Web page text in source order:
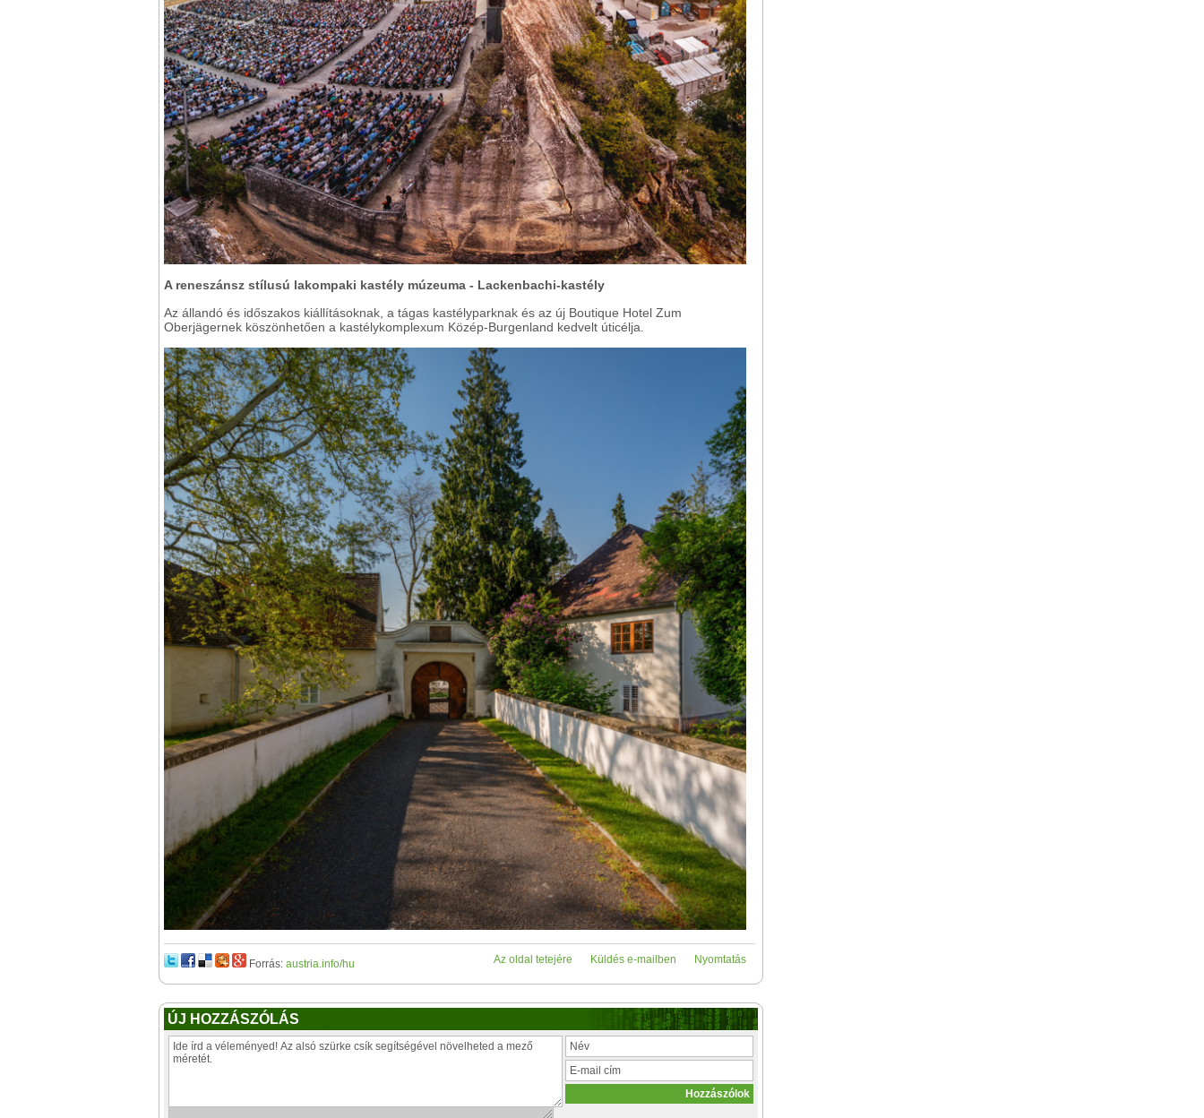
A reneszánsz stílusú lakompaki kastély múzeuma - Lackenbachi-kastély
Az állandó és időszakos kiállításoknak, a tágas kastélyparknak és az új Boutique Hotel Zum
Oberjägernek köszönhetően a kastélykomplexum Közép-Burgenland kedvelt úticélja.
Nyomtatás
Küldés e-mailben
Az oldal tetejére
Forrás: austria.info/hu
ÚJ HOZZÁSZÓLÁS